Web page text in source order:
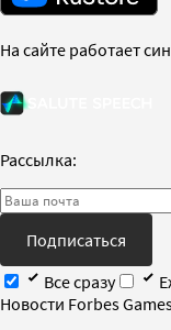
На сайте работает
Рассылка:
Подписаться
Все сразу
Новости Forbes